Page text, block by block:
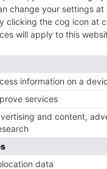
2016, que se
ha sido el
con un
registraron el año
le va a dar
la ciudad se sitúa